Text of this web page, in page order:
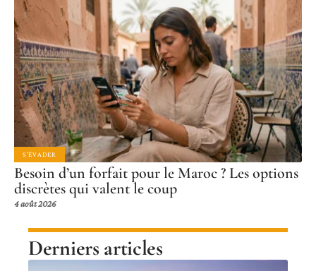
S'ÉVADER
Besoin d’un forfait pour le Maroc ? Les options
discrètes qui valent le coup
4 août 2026
Derniers articles